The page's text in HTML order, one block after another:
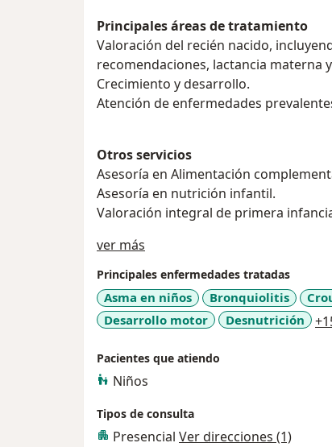
Principales áreas de tratamiento
Valoración del recién nacido, incluyendo cuidados, signos de alarma,
recomendaciones, lactancia materna
Crecimiento y desarrollo.
Atención de enfermedades
Otros servicios
Asesoría en Alimentación
Asesoría en nutrición infantil.
Valoración integral de primera
ver más
Principales enfermedades tratadas
Asma en niños Bronquiolitis
Desarrollo motor
Desnutrición
Pacientes que atiendo
Niños
Tipos de consulta
Presencial Ver direcciones (1)